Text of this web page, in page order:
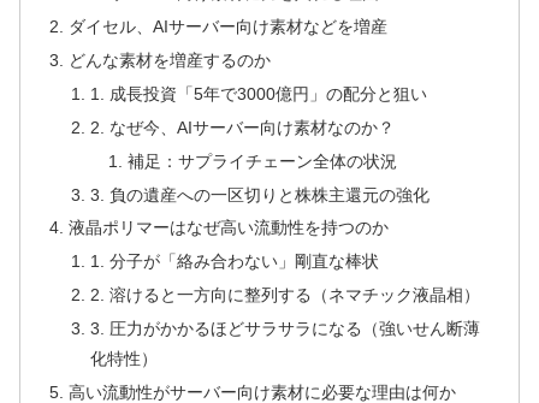
ダイセル、AIサーバー向け素材などを増産
どんな素材を増産するのか
1. 成長投資「5年で3000億円」の配分と狙い
2. なぜ今、AIサーバー向け素材なのか？
補足：サプライチェーン全体の状況
3. 負の遺産への一区切りと株株主還元の強化
液晶ポリマーはなぜ高い流動性を持つのか
1. 分子が「絡み合わない」剛直な棒状
2. 溶けると一方向に整列する（ネマチック液晶相）
3. 圧力がかかるほどサラサラになる（強いせん断薄
化特性）
高い流動性がサーバー向け素材に必要な理由は何か